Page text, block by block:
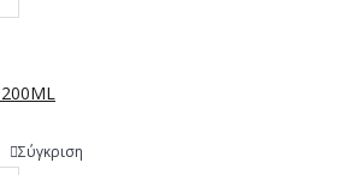
200ML
Σύγκριση